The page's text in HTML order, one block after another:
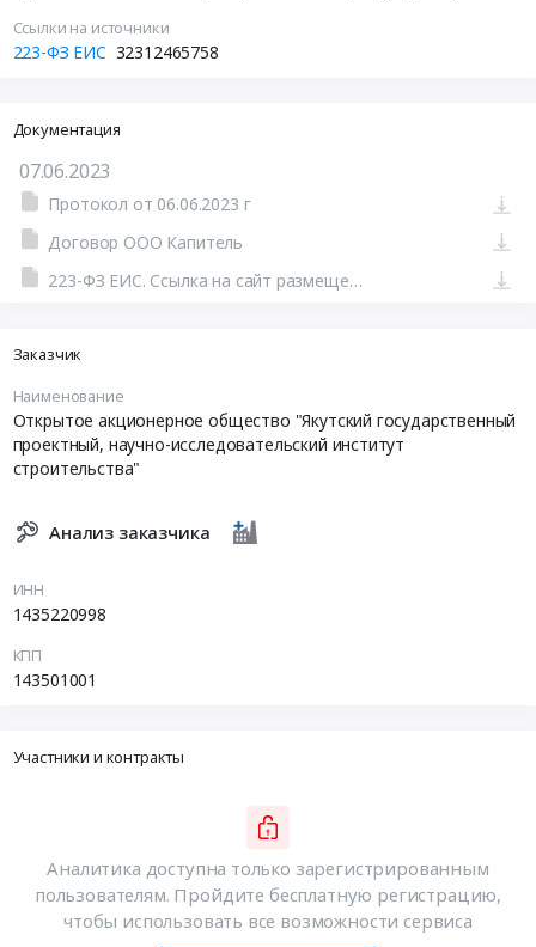
Ссылки на источники
223-ФЗ ЕИС 32312465758
Документация
07.06.2023
Протокол от 06.06.2023 г
Договор ООО Капитель
223-ФЗ ЕИС. Ссылка на сайт размещения тендера #801492214100.doc
Заказчик
Наименование
Открытое акционерное общество "Якутский государственный
проектный, научно-исследовательский институт
строительства"
Анализ заказчика
ИНН
1435220998
КПП
143501001
Участники и контракты
Аналитика доступна только зарегистрированным
пользователям. Пройдите бесплатную регистрацию,
чтобы использовать все возможности сервиса